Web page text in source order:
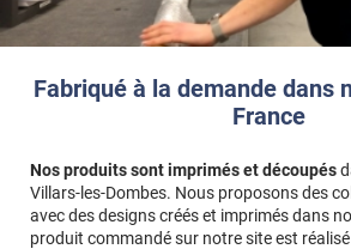
Fabriqué à la demande dans
France
Nos produits sont imprimés et découpés
Villars-les-Dombes. Nous proposons des
avec des designs créés et imprimés dans
produit commandé sur notre site est